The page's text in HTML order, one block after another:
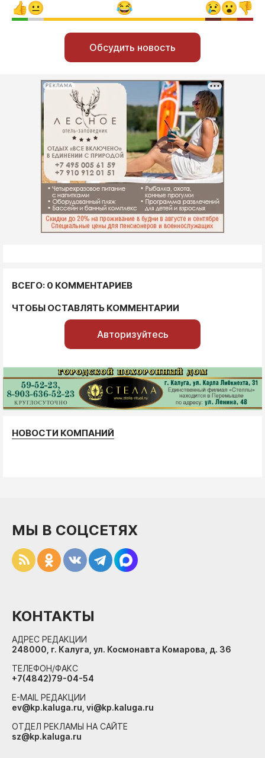
Обсудить новость
РЕКЛАМА
ВСЕГО: 0 КОММЕНТАРИЕВ
ЧТОБЫ ОСТАВЛЯТЬ КОММЕНТАРИИ
Авторизуйтесь
НОВОСТИ КОМПАНИЙ
МЫ В СОЦСЕТЯХ
КОНТАКТЫ
АДРЕС РЕДАКЦИИ
248000, г. Калуга, ул. Космонавта Комарова, д. 36
ТЕЛЕФОН/ФАКС
+7(4842)79-04-54
E-MAIL РЕДАКЦИИ
ev@kp.kaluga.ru, vi@kp.kaluga.ru
ОТДЕЛ РЕКЛАМЫ НА САЙТЕ
sz@kp.kaluga.ru